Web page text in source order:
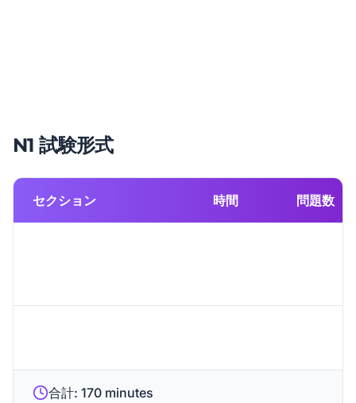
N1 試験形式
セクション 時間 問題数
合計: 170 minutes